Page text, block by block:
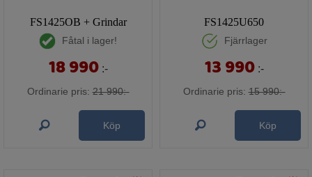
FS1425OB + Grindar
Fåtal i lager!
18 990 :-
Ordinarie pris: 21 990:-
Köp
FS1425U650
Fjärrlager
13 990 :-
Ordinarie pris: 15 990:-
Köp